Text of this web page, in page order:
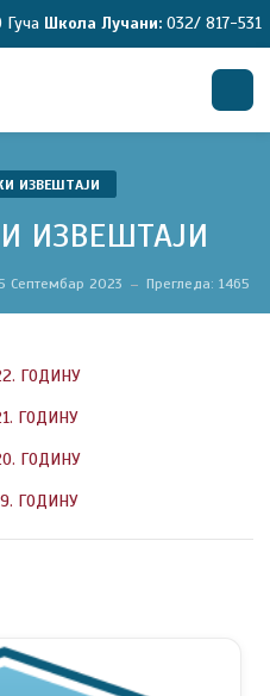
Гуча Школа Лучани: 032/ 817-531
ИЗВЕШТАЈИ
ИЗВЕШТАЈИ
Септембар 2023 Прегледа: 1465
ГОДИНУ
ГОДИНУ
ГОДИНУ
ГОДИНУ